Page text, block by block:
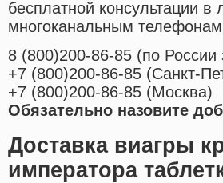
бесплатной консультации
многоканальным
8 (800)200-86-85 (по России
+7 (800)200-86-85 (Санкт-
+7 (800)200-86-85 (Москва)
Обязательно назовите
Доставка виагры
императора